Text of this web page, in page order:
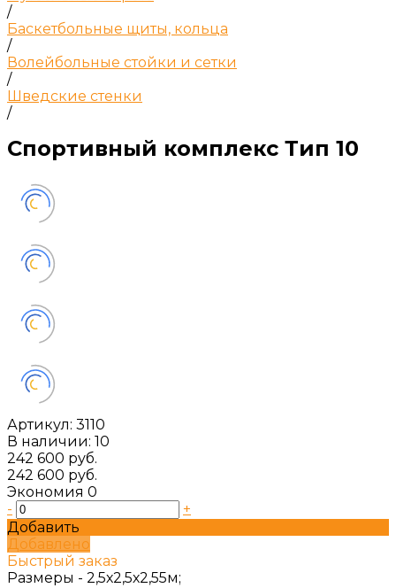
/
Баскетбольные щиты, кольца
/
Волейбольные стойки и сетки
/
Шведские стенки
/
Спортивный комплекс Тип 10
Артикул: 3110
В наличии: 10
242 600 руб.
242 600 руб.
Экономия 0
-
+
Добавить
Добавлено
Быстрый заказ
Размеры - 2,5х2,5х2,55м;